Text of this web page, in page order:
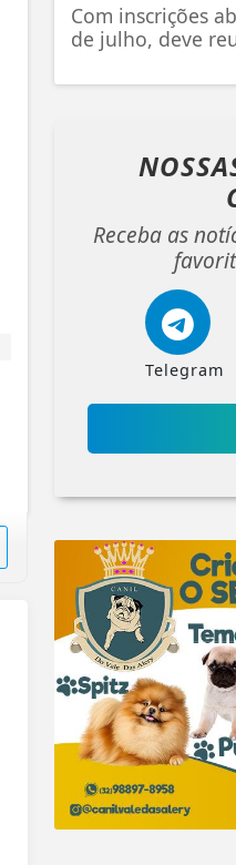
Com inscrições
de julho, deve
Receba as
Telegram